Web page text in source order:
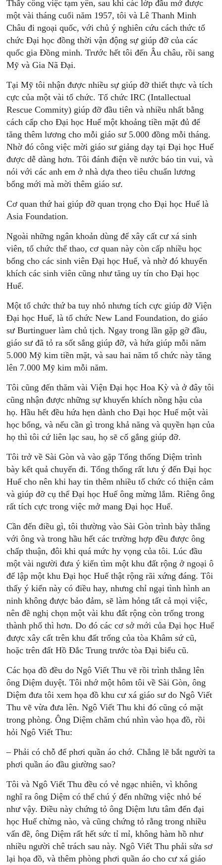
Thấy công việc tạm yên, sau khi các lớp đầu mở được
một vài tháng cuối năm 1957, tôi và Lê Thanh Minh
Châu đi ngoại quốc, với chủ ý nghiên cứu cách thức tổ
chức Đại học đồng thời vận động sự giúp đỡ của các
quốc gia Đồng minh. Trước hết tôi đến Âu châu, rồi sang
Mỹ và Gia Nã Đại.
Tại Mỹ tôi nhận được nhiều sự giúp đỡ thiết thực và tích
cực của một vài tổ chức. Tổ chức IRC (Intallectual
Rescue Commity) giúp đỡ đầu tiên và nhiều nhất bằng
cách cấp cho Đại học Huế một khoảng tiền mặt đủ để
tăng thêm lương cho mỗi giáo sư 5.000 đồng mỗi tháng.
Nhờ đó công việc mời giáo sư giảng dạy tại Đại học Huế
được dễ dàng hơn. Tôi đánh điện về nước báo tin vui, và
nói với các anh em ở nhà dựa theo tiêu chuẩn lương
bổng mới mà mời thêm giáo sư.
Cơ quan thứ hai giúp đỡ quan trọng cho Đại học Huế là
Asia Foundation.
Ngoài những ngân khoản dùng để xây cất cư xá sinh
viên, tổ chức thể thao, cơ quan này còn cấp nhiều học
bổng cho các sinh viên Đại học Huế, và nhờ đó khuyến
khích các sinh viên cũng như tăng uy tín cho Đại học
Huế.
Một tổ chức thứ ba tuy nhỏ nhưng tích cực giúp đỡ Viện
Đại học Huế, là tổ chức New Land Foundation, do giáo
sư Burtinguer làm chủ tịch. Ngay trong lần gặp gỡ đầu,
giáo sư đã tỏ ra sốt sắng giúp đỡ, và hứa giúp mỗi năm
5.000 Mỹ kim tiền mặt, và sau hai năm tổ chức này tăng
lên 7.000 Mỹ kim mỗi năm.
Tôi cũng đến thăm vài Viện Đại học Hoa Kỳ và ở đây tôi
cũng nhận được những sự khuyến khích nồng hậu của
họ. Hầu hết đều hứa hẹn dành cho Đại học Huế một vài
học bổng, và nếu cần gì trong khả năng và quyền hạn của
họ thì tôi cứ liên lạc sau, họ sẽ cố gắng giúp đỡ.
Tôi trở về Sài Gòn và vào gặp Tổng thống Diệm trình
bày kết quả chuyến đi. Tổng thống rất lưu ý đến Đại học
Huế cho nên khi hay tin thêm nhiều tổ chức có thiện cảm
và giúp đỡ cụ thể Đại học Huế ông mừng lắm. Riêng ông
rất tích cực trong việc mở mang Đại học Huế.
Cần đến điều gì, tôi thường vào Sài Gòn trình bày thẳng
với ông và trong hầu hết các trường hợp đều được ông
chấp thuận, đôi khi quá mức hy vọng của tôi. Lúc đầu
một vài người đưa ý kiến tìm một khu đất rộng ở ngoại ô
để lập một khu Đại học Huế thật rộng rãi xứng đáng. Tôi
thấy ý kiến này có điều hay, nhưng chỉ ngại tình hình an
ninh không được bảo đảm, sẽ làm hỏng tất cả mọi việc,
nên đề nghị chọn một vài khu đất rộng còn trống trong
thành phố thì hơn. Do đó các cơ sở mới của Đại học Huế
được xây cất trên khu đất trống của tòa Khâm sứ cũ,
hoặc trên đất Hồ Đắc Trung trước tòa Đại biểu cũ.
Các họa đồ đều do Ngô Viết Thu vẽ rồi trình thẳng lên
ông Diệm duyệt. Tôi nhớ một hôm tôi về Sài Gòn, ông
Diệm đưa tôi xem họa đồ khu cư xá giáo sư do Ngô Viết
Thu vẽ vừa đưa lên. Ngô Viết Thu khi đó cũng có mặt
trong phòng. Ông Diệm chăm chú nhìn vào họa đồ, rồi
hỏi Ngô Viết Thu:
– Phải có chỗ để phơi quần áo chớ. Chẳng lẽ bắt người ta
phơi quần áo đầu giường sao?
Tôi và Ngô Viết Thu đều có vẻ ngạc nhiên, vì không
nghĩ ra ông Diệm có thể chú ý đến những việc nhỏ bé
như vậy. Điều này chứng tỏ ông Diệm lưu tâm đến đại
học Huế chừng nào, và cũng chứng tỏ rằng trong nhiều
vấn đề, ông Diệm rất hết sức tỉ mỉ, không hàm hồ như
nhiều người chê trách sau này. Ngô Viết Thu phải sửa sơ
lại họa đồ, và thêm phòng phơi quần áo cho cư xá giáo